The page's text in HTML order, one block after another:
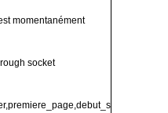
momentanément
socket